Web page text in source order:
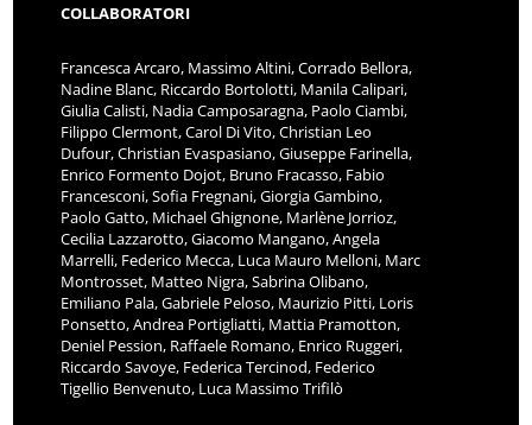
COLLABORATORI
Francesca Arcaro, Massimo Altini, Corrado Bellora,
Nadine Blanc, Riccardo Bortolotti, Manila Calipari,
Giulia Calisti, Nadia Camposaragna, Paolo Ciambi,
Filippo Clermont, Carol Di Vito, Christian Leo
Dufour, Christian Evaspasiano, Giuseppe Farinella,
Enrico Formento Dojot, Bruno Fracasso, Fabio
Francesconi, Sofia Fregnani, Giorgia Gambino,
Paolo Gatto, Michael Ghignone, Marlène Jorrioz,
Cecilia Lazzarotto, Giacomo Mangano, Angela
Marrelli, Federico Mecca, Luca Mauro Melloni, Marc
Montrosset, Matteo Nigra, Sabrina Olibano,
Emiliano Pala, Gabriele Peloso, Maurizio Pitti, Loris
Ponsetto, Andrea Portigliatti, Mattia Pramotton,
Deniel Pession, Raffaele Romano, Enrico Ruggeri,
Riccardo Savoye, Federica Tercinod, Federico
Tigellio Benvenuto, Luca Massimo Trifilò